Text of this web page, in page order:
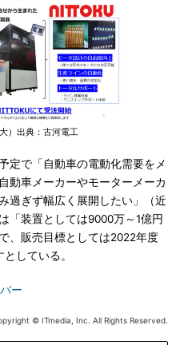
）出典：古河電工
定で「自動車の電動化需要をメ
動車メーカーやモーターメーカ
過ぎず幅広く展開したい」（近
「装置としては9000万～1億円
、販売目標としては2022年度
している。
ー
© ITmedia, Inc. All Rights Reserved.